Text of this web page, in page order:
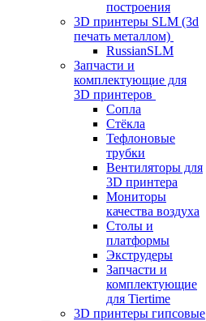
построения
3D принтеры SLM (3d
печать металлом)
RussianSLM
Запчасти и
комплектующие для
3D принтеров
Сопла
Cтёкла
Тефлоновые
трубки
Вентиляторы для
3D принтера
Мониторы
качества воздуха
Столы и
платформы
Экструдеры
Запчасти и
комплектующие
для Tiertime
3D принтеры гипсовые